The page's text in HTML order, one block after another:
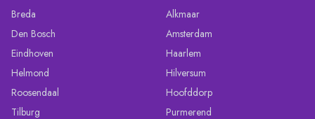
Breda
Den Bosch
Eindhoven
Helmond
Roosendaal
Tilburg
Alkmaar
Amsterdam
Haarlem
Hilversum
Hoofddorp
Purmerend